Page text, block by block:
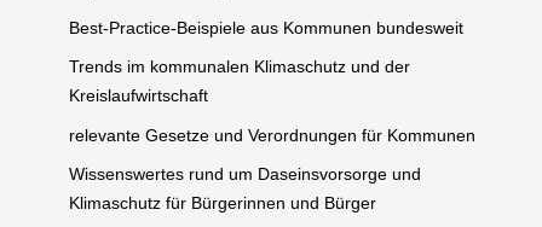
Best-Practice-Beispiele aus Kommunen bundesweit
Trends im kommunalen Klimaschutz und der
Kreislaufwirtschaft
relevante Gesetze und Verordnungen für Kommunen
Wissenswertes rund um Daseinsvorsorge und
Klimaschutz für Bürgerinnen und Bürger